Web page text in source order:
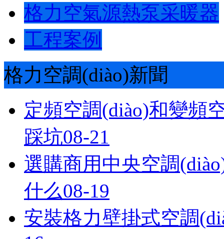
格力空氣源熱泵采暖器
工程案例
格力空調(diào)新聞
定頻空調(diào)和變頻
踩坑08-21
選購商用中央空調
什么08-19
安裝格力壁掛式空調